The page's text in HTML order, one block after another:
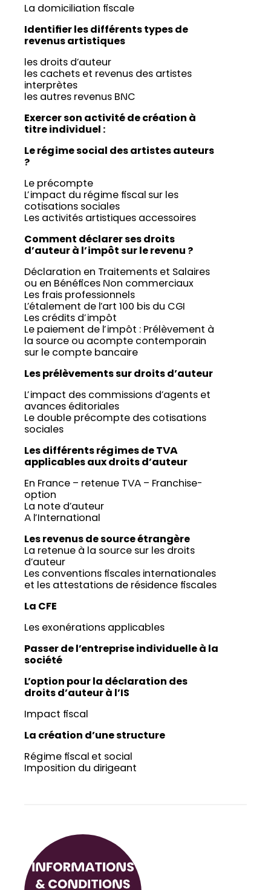
La domiciliation fiscale
Identifier les différents types de
revenus artistiques
les droits d’auteur
les cachets et revenus des artistes
interprètes
les autres revenus BNC
Exercer son activité de création à
titre individuel :
Le régime social des artistes auteurs
?
Le précompte
L’impact du régime fiscal sur les
cotisations sociales
Les activités artistiques accessoires
Comment déclarer ses droits
d’auteur à l’impôt sur le revenu ?
Déclaration en Traitements et Salaires
ou en Bénéfices Non commerciaux
Les frais professionnels
L’étalement de l’art 100 bis du CGI
Les crédits d’impôt
Le paiement de l’impôt : Prélèvement à
la source ou acompte contemporain
sur le compte bancaire
Les prélèvements sur droits d’auteur
L’impact des commissions d’agents et
avances éditoriales
Le double précompte des cotisations
sociales
Les différents régimes de TVA
applicables aux droits d’auteur
En France – retenue TVA – Franchise-
option
La note d’auteur
A l’International
Les revenus de source étrangère
La retenue à la source sur les droits
d’auteur
Les conventions fiscales internationales
et les attestations de résidence fiscales
La CFE
Les exonérations applicables
Passer de l’entreprise individuelle à la
société
L’option pour la déclaration des
droits d’auteur à l’IS
Impact fiscal
La création d’une structure
Régime fiscal et social
Imposition du dirigeant